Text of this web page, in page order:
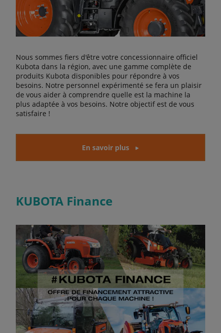
Nous sommes fiers d'être votre concessionnaire officiel
Kubota dans la région, avec une gamme complète de
produits Kubota disponibles pour répondre à vos
besoins. Notre personnel expérimenté se fera un plaisir
de vous aider à comprendre quelle est la machine la
plus adaptée à vos besoins. Notre objectif est de vous
satisfaire !
En savoir plus
KUBOTA Finance